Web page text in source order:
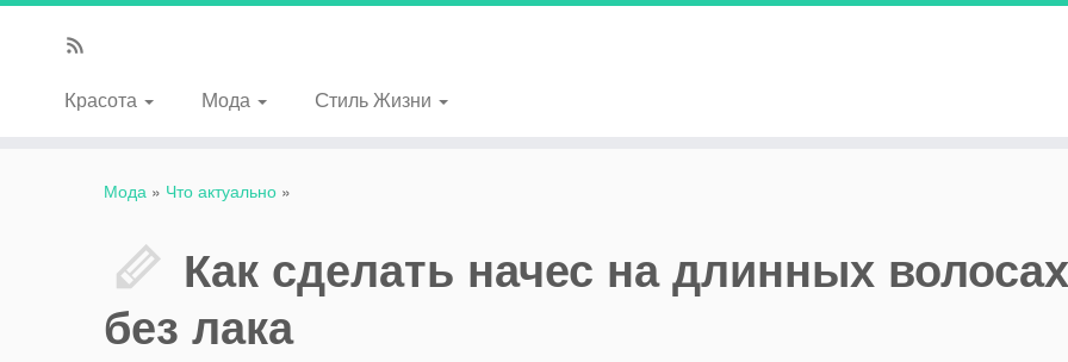
Красота Мода Стиль Жизни
Мода » Что актуально »
Как сделать начес на длинных волосах
без лака